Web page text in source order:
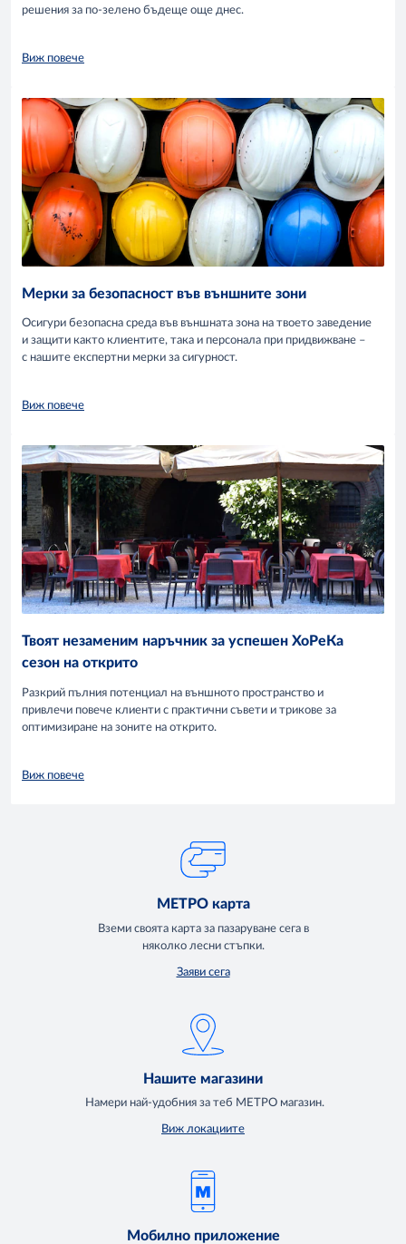
решения за по-зелено бъдеще още днес.
Виж повече
Мерки за безопасност във външните зони
Осигури безопасна среда във външната зона на твоето заведение
и защити както клиентите, така и персонала при придвижване –
с нашите експертни мерки за сигурност.
Виж повече
Твоят незаменим наръчник за успешен ХоРеКа
сезон на открито
Разкрий пълния потенциал на външното пространство и
привлечи повече клиенти с практични съвети и трикове за
оптимизиране на зоните на открито.
Виж повече
МЕТРО карта
Вземи своята карта за пазаруване сега в
няколко лесни стъпки.
Заяви сега
Нашите магазини
Намери най-удобния за теб МЕТРО магазин.
Виж локациите
Мобилно приложение